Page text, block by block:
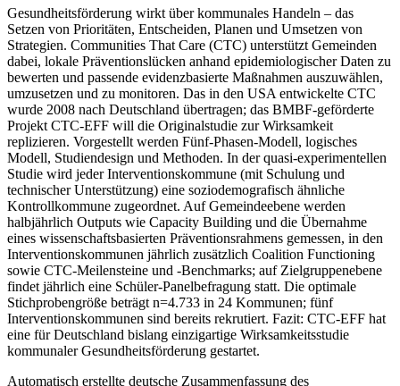
Gesundheitsförderung wirkt über kommunales Handeln – das
Setzen von Prioritäten, Entscheiden, Planen und Umsetzen von
Strategien. Communities That Care (CTC) unterstützt Gemeinden
dabei, lokale Präventionslücken anhand epidemiologischer Daten zu
bewerten und passende evidenzbasierte Maßnahmen auszuwählen,
umzusetzen und zu monitoren. Das in den USA entwickelte CTC
wurde 2008 nach Deutschland übertragen; das BMBF-geförderte
Projekt CTC-EFF will die Originalstudie zur Wirksamkeit
replizieren. Vorgestellt werden Fünf-Phasen-Modell, logisches
Modell, Studiendesign und Methoden. In der quasi-experimentellen
Studie wird jeder Interventionskommune (mit Schulung und
technischer Unterstützung) eine soziodemografisch ähnliche
Kontrollkommune zugeordnet. Auf Gemeindeebene werden
halbjährlich Outputs wie Capacity Building und die Übernahme
eines wissenschaftsbasierten Präventionsrahmens gemessen, in den
Interventionskommunen jährlich zusätzlich Coalition Functioning
sowie CTC-Meilensteine und -Benchmarks; auf Zielgruppenebene
findet jährlich eine Schüler-Panelbefragung statt. Die optimale
Stichprobengröße beträgt n=4.733 in 24 Kommunen; fünf
Interventionskommunen sind bereits rekrutiert. Fazit: CTC-EFF hat
eine für Deutschland bislang einzigartige Wirksamkeitsstudie
kommunaler Gesundheitsförderung gestartet.
Automatisch erstellte deutsche Zusammenfassung des